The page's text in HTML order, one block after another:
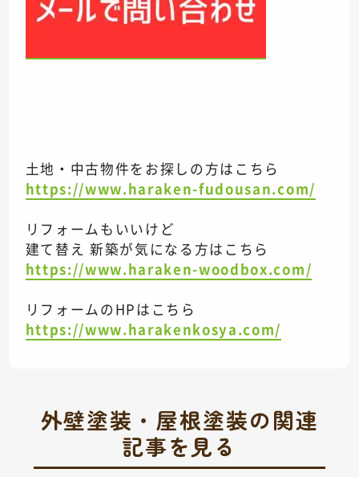
土地・中古物件をお探しの方はこちら
https://www.haraken-fudousan.com/
リフォームもいいけど
建て替え 新築が気になる方はこちら
https://www.haraken-woodbox.com/
リフォームのHPはこちら
https://www.harakenkosya.com/
外壁塗装・屋根塗装の関連
記事を見る